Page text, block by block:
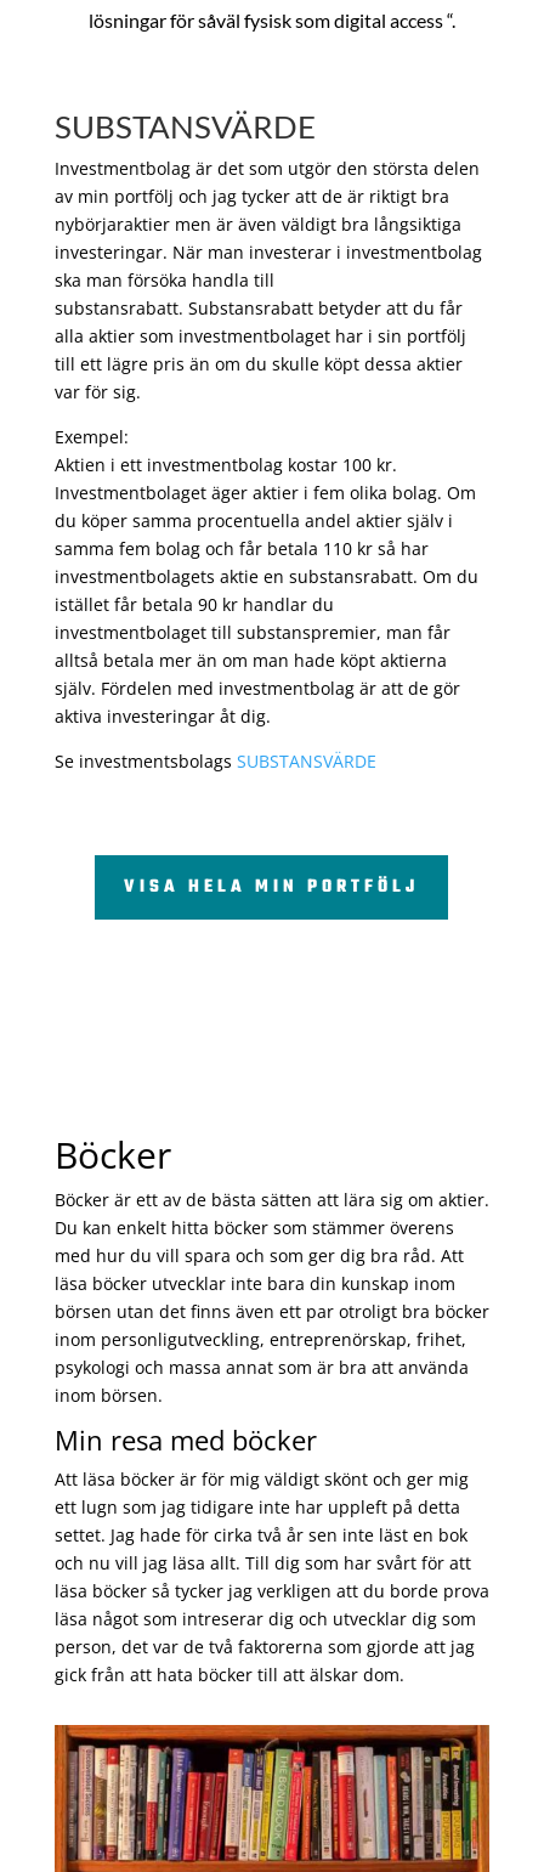
lösningar för såväl fysisk som digital access “.
SUBSTANSVÄRDE
Investmentbolag är det som utgör den största delen
av min portfölj och jag tycker att de är riktigt bra
nybörjaraktier men är även väldigt bra långsiktiga
investeringar. När man investerar i investmentbolag
ska man försöka handla till
substansrabatt. Substansrabatt betyder att du får
alla aktier som investmentbolaget har i sin portfölj
till ett lägre pris än om du skulle köpt dessa aktier
var för sig.
Exempel:
Aktien i ett investmentbolag kostar 100 kr.
Investmentbolaget äger aktier i fem olika bolag. Om
du köper samma procentuella andel aktier själv i
samma fem bolag och får betala 110 kr så har
investmentbolagets aktie en substansrabatt. Om du
istället får betala 90 kr handlar du
investmentbolaget till substanspremier, man får
alltså betala mer än om man hade köpt aktierna
själv. Fördelen med investmentbolag är att de gör
aktiva investeringar åt dig.
Se investmentsbolags SUBSTANSVÄRDE
VISA HELA MIN PORTFÖLJ
Böcker
Böcker är ett av de bästa sätten att lära sig om aktier.
Du kan enkelt hitta böcker som stämmer överens
med hur du vill spara och som ger dig bra råd. Att
läsa böcker utvecklar inte bara din kunskap inom
börsen utan det finns även ett par otroligt bra böcker
inom personligutveckling, entreprenörskap, frihet,
psykologi och massa annat som är bra att använda
inom börsen.
Min resa med böcker
Att läsa böcker är för mig väldigt skönt och ger mig
ett lugn som jag tidigare inte har uppleft på detta
settet. Jag hade för cirka två år sen inte läst en bok
och nu vill jag läsa allt. Till dig som har svårt för att
läsa böcker så tycker jag verkligen att du borde prova
läsa något som intreserar dig och utvecklar dig som
person, det var de två faktorerna som gjorde att jag
gick från att hata böcker till att älskar dom.